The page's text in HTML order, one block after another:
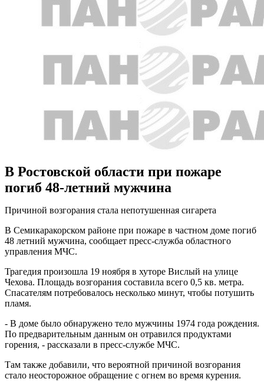
В Ростовской области при пожаре
погиб 48-летний мужчина
Причиной возгорания стала непотушенная сигарета
В Семикаракорском районе при пожаре в частном доме погиб
48 летний мужчина, сообщает пресс-служба областного
управления МЧС.
Трагедия произошла 19 ноября в хуторе Вислый на улице
Чехова. Площадь возгорания составила всего 0,5 кв. метра.
Спасателям потребовалось несколько минут, чтобы потушить
пламя.
- В доме было обнаружено тело мужчины 1974 года рождения.
По предварительным данным он отравился продуктами
горения, - рассказали в пресс-службе МЧС.
Там также добавили, что вероятной причиной возгорания
стало неосторожное обращение с огнем во время курения.